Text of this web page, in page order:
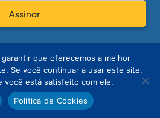
Assinar
Conselho Federal de
Federal de Química
que oferecemos a melhor
Se você continuar a usar este site,
você está satisfeito com ele.
Política de Cookies